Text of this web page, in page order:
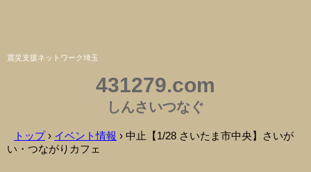
震災支援ネットワーク埼玉
431279.com
しんさいつなぐ
トップ› イベント情報 › 中止【1/28 さいたま市中央】さいが
い・つながりカフェ